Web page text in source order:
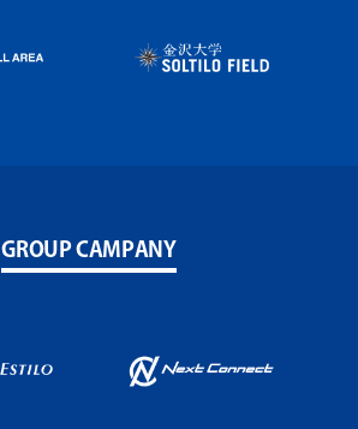
GROUP CAMPANY